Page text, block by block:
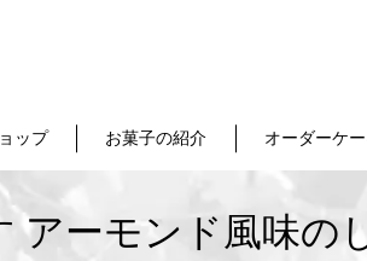
ップ お菓子の紹介 オーダーケ
アーモンド風味の